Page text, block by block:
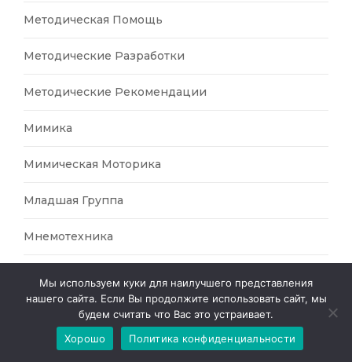
Методическая Помощь
Методические Разработки
Методические Рекомендации
Мимика
Мимическая Моторика
Младшая Группа
Мнемотехника
Мозговой Штурм
Мы используем куки для наилучшего представления
нашего сайта. Если Вы продолжите использовать сайт, мы
будем считать что Вас это устраивает.
Хорошо
Политика конфиденциальности